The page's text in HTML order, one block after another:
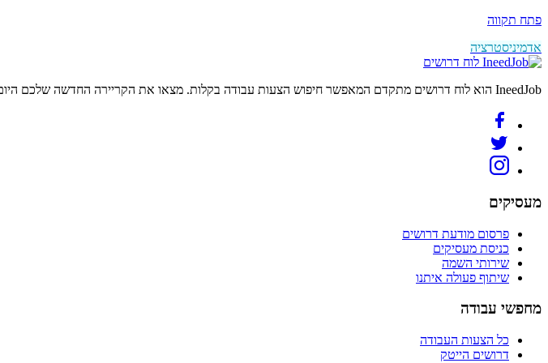
פתח תקווה
אדמיניסטרציה
לוח דרושים
IneedJob הוא לוח דרושים מתקדם המאפשר חיפוש הצעות עבודה בקלות. מצאו את הקריירה החדשה שלכם היום.
מעסיקים
פרסום מודעת דרושים
כניסת מעסיקים
שירותי השמה
שיתוף פעולה איתנו
מחפשי עבודה
כל הצעות העבודה
דרושים הייטק